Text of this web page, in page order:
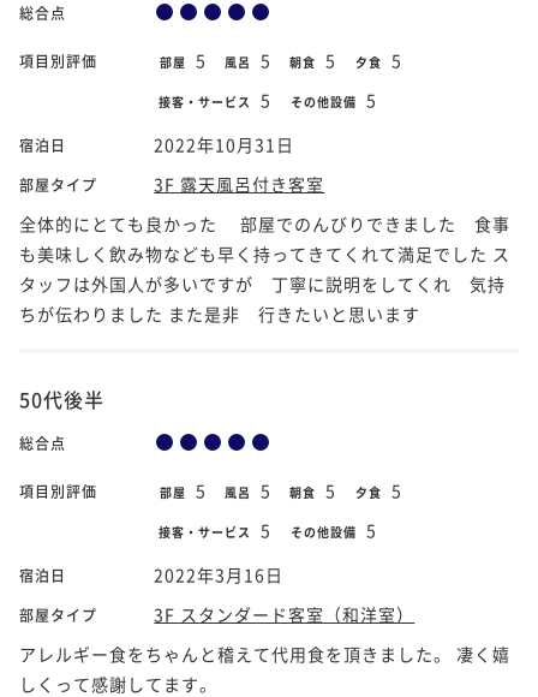
総合点
項目別評価 部屋 5 風呂 5 朝食 5 夕食 5
接客・サービス 5 その他設備 5
宿泊日 2022年10月31日
部屋タイプ
3F 露天風呂付き客室
全体的にとても良かった 部屋でのんびりできました 食事
も美味しく飲み物なども早く持ってきてくれて満足でした ス
タッフは外国人が多いですが 丁寧に説明をしてくれ 気持
ちが伝わりました また是非 行きたいと思います
50代後半
総合点
項目別評価 部屋 5 風呂 5 朝食 5 夕食 5
接客・サービス 5 その他設備 5
宿泊日 2022年3月16日
部屋タイプ
3F スタンダード客室（和洋室）
アレルギー食をちゃんと稽えて代用食を頂きました。 凄く嬉
しくって感謝してます。